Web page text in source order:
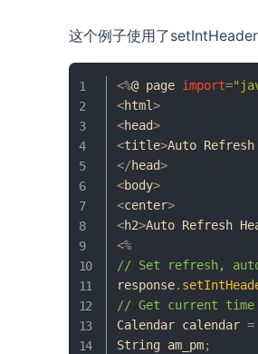
这个例子使用了
<%@ page import=
<html>
<head>
<title>Auto Refresh
</head>
<body>
<center>
<h2>Auto Refresh
<%
// Set refresh,
response.
// Get current
Calendar calendar =
String am_pm;